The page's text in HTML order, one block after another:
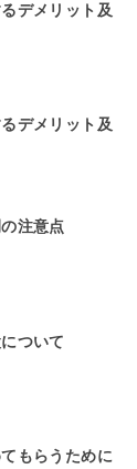
デメリット及
デメリット及
注意点
ついて
もらうために